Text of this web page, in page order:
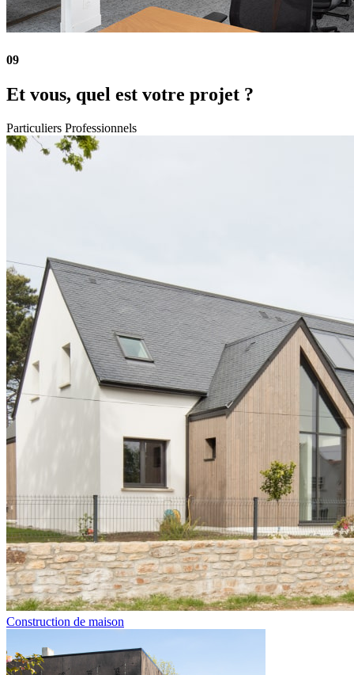
09
Et vous, quel est votre projet ?
Particuliers Professionnels
Construction de maison